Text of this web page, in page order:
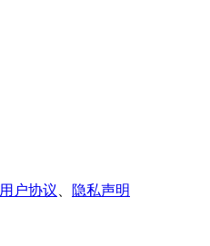
用户协议
隐私声明